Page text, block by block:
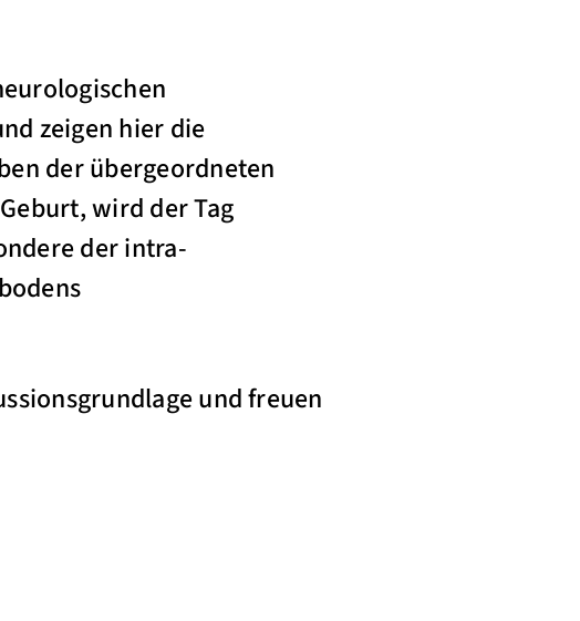
zeigen hier die
der übergeordneten
wird der Tag
der intra-
und freuen